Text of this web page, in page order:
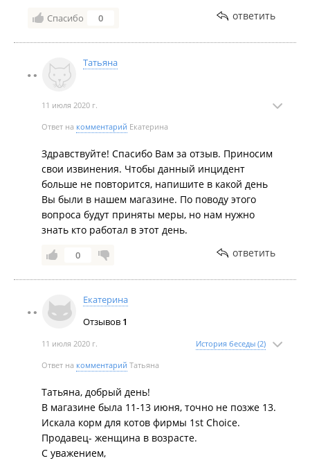
Спасибо 0 ответить
Татьяна
11 июля 2020 г.
Ответ на комментарий Екатерина
Здравствуйте! Спасибо Вам за отзыв. Приносим
свои извинения. Чтобы данный инцидент
больше не повторится, напишите в какой день
Вы были в нашем магазине. По поводу этого
вопроса будут приняты меры, но нам нужно
знать кто работал в этот день.
0 ответить
Екатерина
Отзывов 1
11 июля 2020 г. История беседы (2)
Ответ на комментарий Татьяна
Татьяна, добрый день!
В магазине была 11-13 июня, точно не позже 13.
Искала корм для котов фирмы 1st Choice.
Продавец- женщина в возрасте.
С уважением,